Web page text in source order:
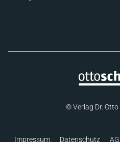
© Verlag Dr.
Impressum Datenschutz